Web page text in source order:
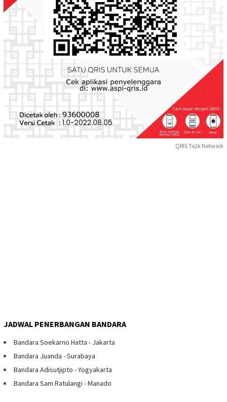
QRIS To2k Network
JADWAL PENERBANGAN BANDARA
Bandara Soekarno Hatta - Jakarta
Bandara Juanda - Surabaya
Bandara Adisutjipto - Yogyakarta
Bandara Sam Ratulangi - Manado